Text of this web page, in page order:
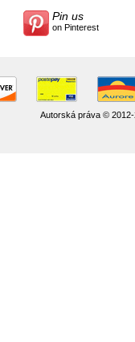
Pin us
on Pinterest
Autorská práva ©